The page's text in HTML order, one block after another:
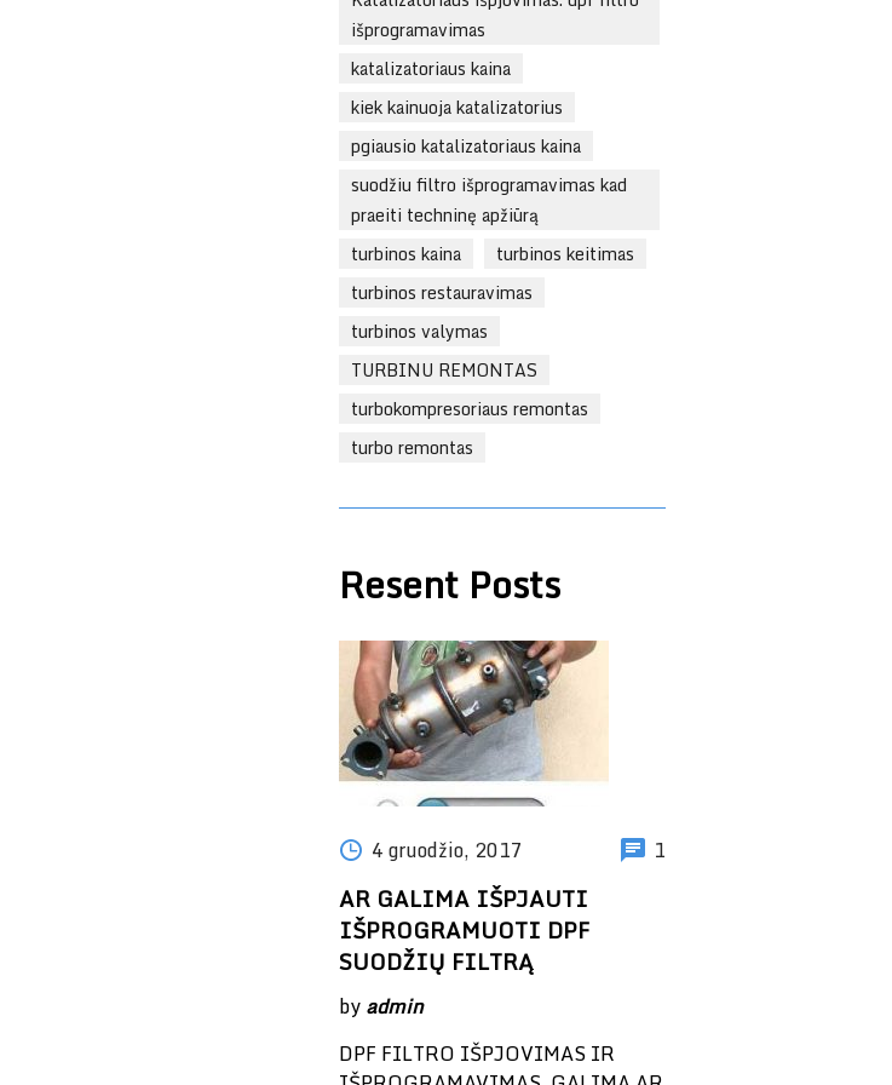
išprogramavimas
katalizatoriaus kaina
kiek kainuoja katalizatorius
pgiausio katalizatoriaus kaina
suodžiu filtro išprogramavimas kad
praeiti techninę apžiūrą
turbinos kaina
turbinos keitimas
turbinos restauravimas
turbinos valymas
TURBINU REMONTAS
turbokompresoriaus remontas
turbo remontas
Resent Posts
4 gruodžio, 2017 1
AR GALIMA IŠPJAUTI
IŠPROGRAMUOTI DPF
SUODŽIŲ FILTRĄ
byadmin
DPF FILTRO IŠPJOVIMAS IR